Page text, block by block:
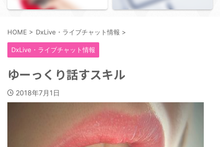
HOME > DxLive・ライブチャット情報 >
DxLive・ライブチャット情報
ゆーっくり話すスキル
2018年7月1日